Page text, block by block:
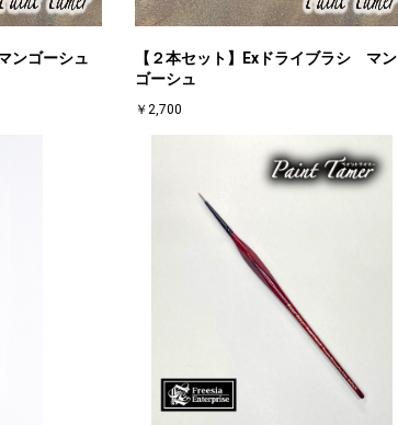
ンゴーシュ
【２本セット】Exドライブラシ マン
ゴーシュ
￥2,700